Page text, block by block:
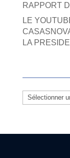
RAPPORT
LE
LA
Archives